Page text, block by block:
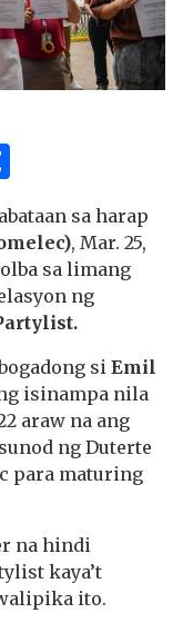
sa harap
, Mar. 25,
sa limang
ng
si Emil
isinampa nila
araw na ang
ng Duterte
para maturing
na hindi
kaya’t
ito.